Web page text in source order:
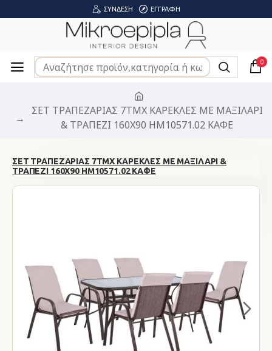
ΣΎΝΔΕΣΗ ΕΓΓΡΑΦΉ
0
ΣΕΤ ΤΡΑΠΕΖΑΡΙΑΣ 7ΤΜΧ ΚΑΡΕΚΛΕΣ ΜΕ ΜΑΞΙΛΑΡΙ
& ΤΡΑΠΕΖΙ 160X90 HM10571.02 ΚΑΦΕ
ΣΕΤ ΤΡΑΠΕΖΑΡΙΑΣ 7ΤΜΧ ΚΑΡΕΚΛΕΣ ΜΕ ΜΑΞΙΛΑΡΙ &
ΤΡΑΠΕΖΙ 160X90 HM10571.02 ΚΑΦΕ